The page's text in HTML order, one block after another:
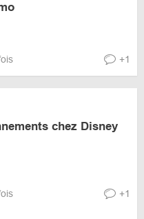
+1
chez Disney
+1